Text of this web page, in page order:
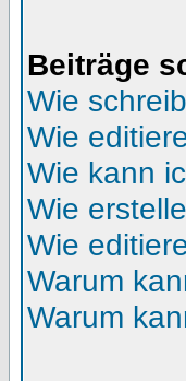
Beiträge
Wie
Wie
Wie kann
Wie
Wie
Warum
Warum